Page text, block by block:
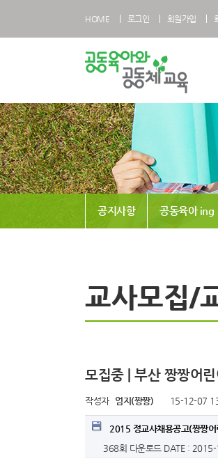
HOME 로그인 회원가입
공지사항 공동육아 ing
교사모집/
모집중 | 부산 짱짱어
작성자 엄지(짱짱) 15-12-07
2015 정교사채용공고(짱짱
368회 다운로드 DATE :